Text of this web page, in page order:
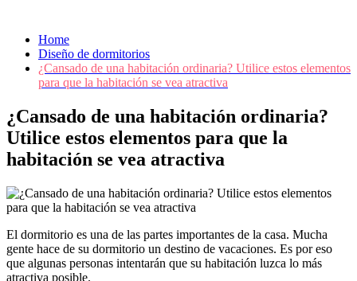
Home
Diseño de dormitorios
¿Cansado de una habitación ordinaria? Utilice estos elementos
para que la habitación se vea atractiva
¿Cansado de una habitación ordinaria?
Utilice estos elementos para que la
habitación se vea atractiva
El dormitorio es una de las partes importantes de la casa. Mucha
gente hace de su dormitorio un destino de vacaciones. Es por eso
que algunas personas intentarán que su habitación luzca lo más
atractiva posible.